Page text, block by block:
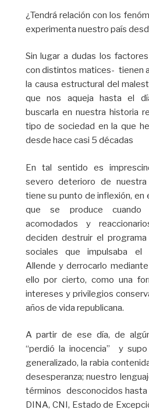
¿Tendrá relación con los
experimenta nuestro país
Sin lugar a dudas los
con distintos matices- tienen
la causa estructural del
que nos aqueja hasta el
buscarla en nuestra historia
tipo de sociedad en la que
desde hace casi 5 décadas
En tal sentido es
severo deterioro de nuestra
tiene su punto de inflexión, en
que se produce
acomodados y
deciden destruir el
sociales que impulsaba el
Allende y derrocarlo
ello por cierto, como una
intereses y privilegios
años de vida republicana.
A partir de ese día, de
“perdió la inocencia” y
generalizado, la rabia
desesperanza; nuestro
términos desconocidos
DINA, CNI, Estado de